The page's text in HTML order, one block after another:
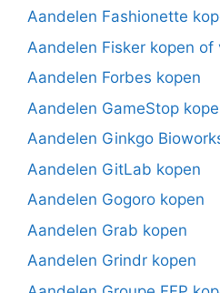
Aandelen Fashionette
Aandelen Fisker kopen of
Aandelen Forbes kopen
Aandelen GameStop
Aandelen Ginkgo
Aandelen GitLab kopen
Aandelen Gogoro kopen
Aandelen Grab kopen
Aandelen Grindr kopen